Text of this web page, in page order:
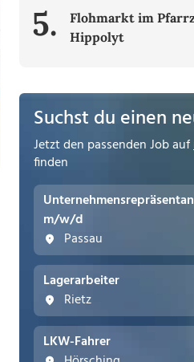
5.
Flohmarkt im
Hippolyt
Suchst du einen
Jetzt den passenden Job auf
finden
m/w/d
Passau
Lagerarbeiter
Rietz
LKW-Fahrer